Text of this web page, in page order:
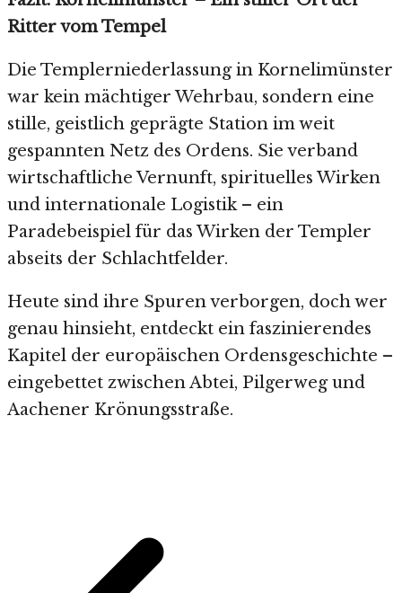
Ritter vom Tempel
Die Templerniederlassung in Kornelimünster
war kein mächtiger Wehrbau, sondern eine
stille, geistlich geprägte Station im weit
gespannten Netz des Ordens. Sie verband
wirtschaftliche Vernunft, spirituelles Wirken
und internationale Logistik – ein
Paradebeispiel für das Wirken der Templer
abseits der Schlachtfelder.
Heute sind ihre Spuren verborgen, doch wer
genau hinsieht, entdeckt ein faszinierendes
Kapitel der europäischen Ordensgeschichte –
eingebettet zwischen Abtei, Pilgerweg und
Aachener Krönungsstraße.